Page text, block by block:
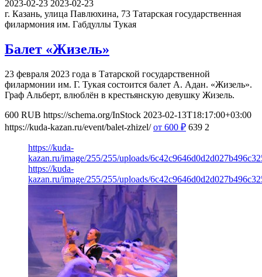
2023-02-23 2023-02-23
г. Казань, улица Павлюхина, 73 Татарская государственная
филармония им. Габдуллы Тукая
Балет «Жизель»
23 февраля 2023 года в Татарской государственной
филармонии им. Г. Тукая состоится балет А. Адан. «Жизель».
Граф Альберт, влюблён в крестьянскую девушку Жизель.
600 RUB https://schema.org/InStock 2023-02-13T18:17:00+03:00
https://kuda-kazan.ru/event/balet-zhizel/ от 600 ₽ 639 2
https://kuda-
kazan.ru/image/255/255/uploads/
https://kuda-
kazan.ru/image/255/255/uploads/